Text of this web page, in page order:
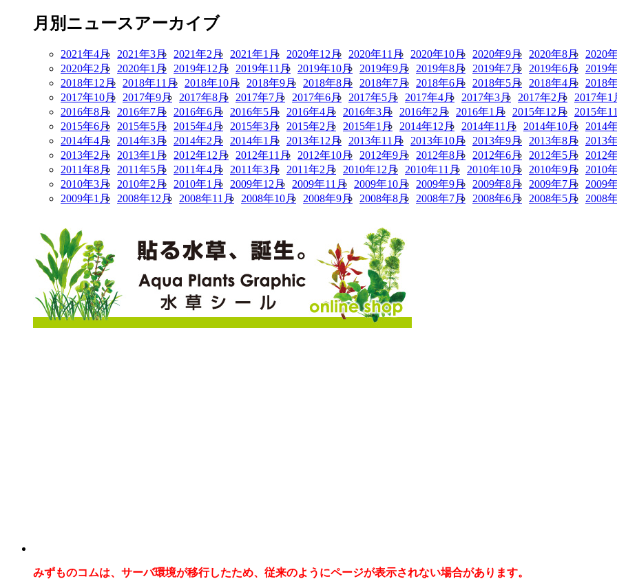
月別ニュースアーカイブ
2021年4月 2021年3月 2021年2月 2021年1月 2020年12月 2020年11月 2020年10月 2020年9月 2020年8月 2020
2020年2月 2020年1月 2019年12月 2019年11月 2019年10月 2019年9月 2019年8月 2019年7月 2019年6月 2019
2018年12月 2018年11月 2018年10月 2018年9月 2018年8月 2018年7月 2018年6月 2018年5月 2018年4月 2018
2017年10月 2017年9月 2017年8月 2017年7月 2017年6月 2017年5月 2017年4月 2017年3月 2017年2月 2017年1
2016年8月 2016年7月 2016年6月 2016年5月 2016年4月 2016年3月 2016年2月 2016年1月 2015年12月 2015年
2015年6月 2015年5月 2015年4月 2015年3月 2015年2月 2015年1月 2014年12月 2014年11月 2014年10月 2014
2014年4月 2014年3月 2014年2月 2014年1月 2013年12月 2013年11月 2013年10月 2013年9月 2013年8月 2013
2013年2月 2013年1月 2012年12月 2012年11月 2012年10月 2012年9月 2012年8月 2012年6月 2012年5月 2012
2011年8月 2011年5月 2011年4月 2011年3月 2011年2月 2010年12月 2010年11月 2010年10月 2010年9月 2010
2010年3月 2010年2月 2010年1月 2009年12月 2009年11月 2009年10月 2009年9月 2009年8月 2009年7月 2009
2009年1月 2008年12月 2008年11月 2008年10月 2008年9月 2008年8月 2008年7月 2008年6月 2008年5月 2008
みずものコムは、サーバ環境が移行したため、従来のようにページが表示されない場合があります。